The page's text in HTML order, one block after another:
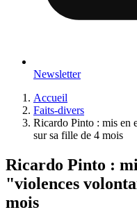
Newsletter
Accueil
Faits-divers
Ricardo Pinto : mis en
sur sa fille de 4 mois
Ricardo Pinto :
"violences
mois